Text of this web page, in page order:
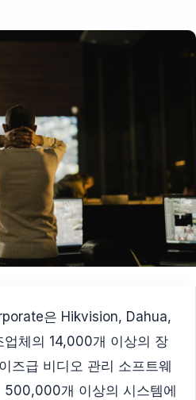
은 Hikvision, Dahua,
체의 14,000개 이상의 장
즈급 비디오 관리 소프트웨
500,000개 이상의 시스템에